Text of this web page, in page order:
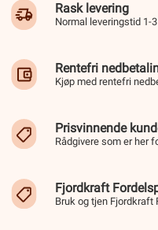
Rask levering
Normal leveringstid 1-
Rentefri
Kjøp med rentefri
Prisvinnende
Rådgivere som er her
Fjordkraft
Bruk og tjen Fjordkraft